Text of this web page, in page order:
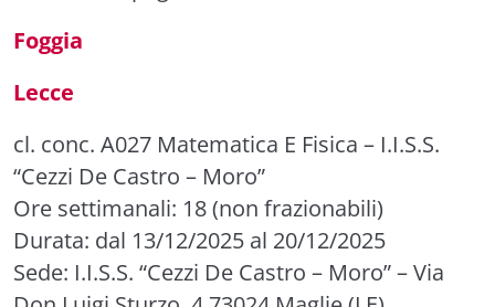
Foggia
Lecce
cl. conc. A027 Matematica E Fisica – I.I.S.S.
“Cezzi De Castro – Moro”
Ore settimanali: 18 (non frazionabili)
Durata: dal 13/12/2025 al 20/12/2025
Sede: I.I.S.S. “Cezzi De Castro – Moro” – Via